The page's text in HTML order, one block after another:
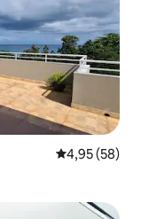
Średnia
4,95 (58)